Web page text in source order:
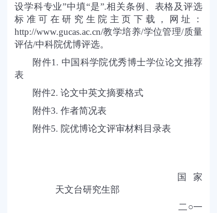
设学科专业”中填“是”.相关条例、表格及评选
标准可在研究生院主页下载，网址：
http://www.gucas.ac.cn/教学培养/学位管理/质量
评估/中科院优博评选。
附件1. 中国科学院优秀博士学位论文推荐
表
附件2. 论文中英文摘要格式
附件3. 作者简况表
附件5. 院优博论文评审材料目录表
国家
天文台研究生部
二○一